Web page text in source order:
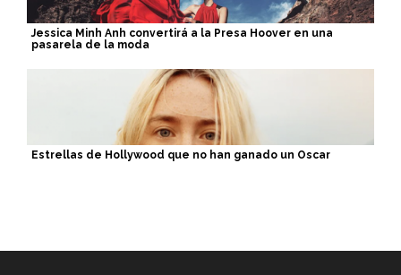
Jessica Minh Anh convertirá a la Presa Hoover en una
pasarela de la moda
Estrellas de Hollywood que no han ganado un Oscar